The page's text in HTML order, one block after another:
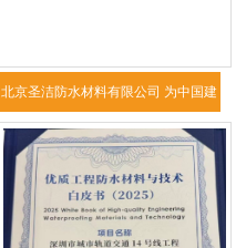
北京圣洁防水材料有限公司 为中国建
筑学会